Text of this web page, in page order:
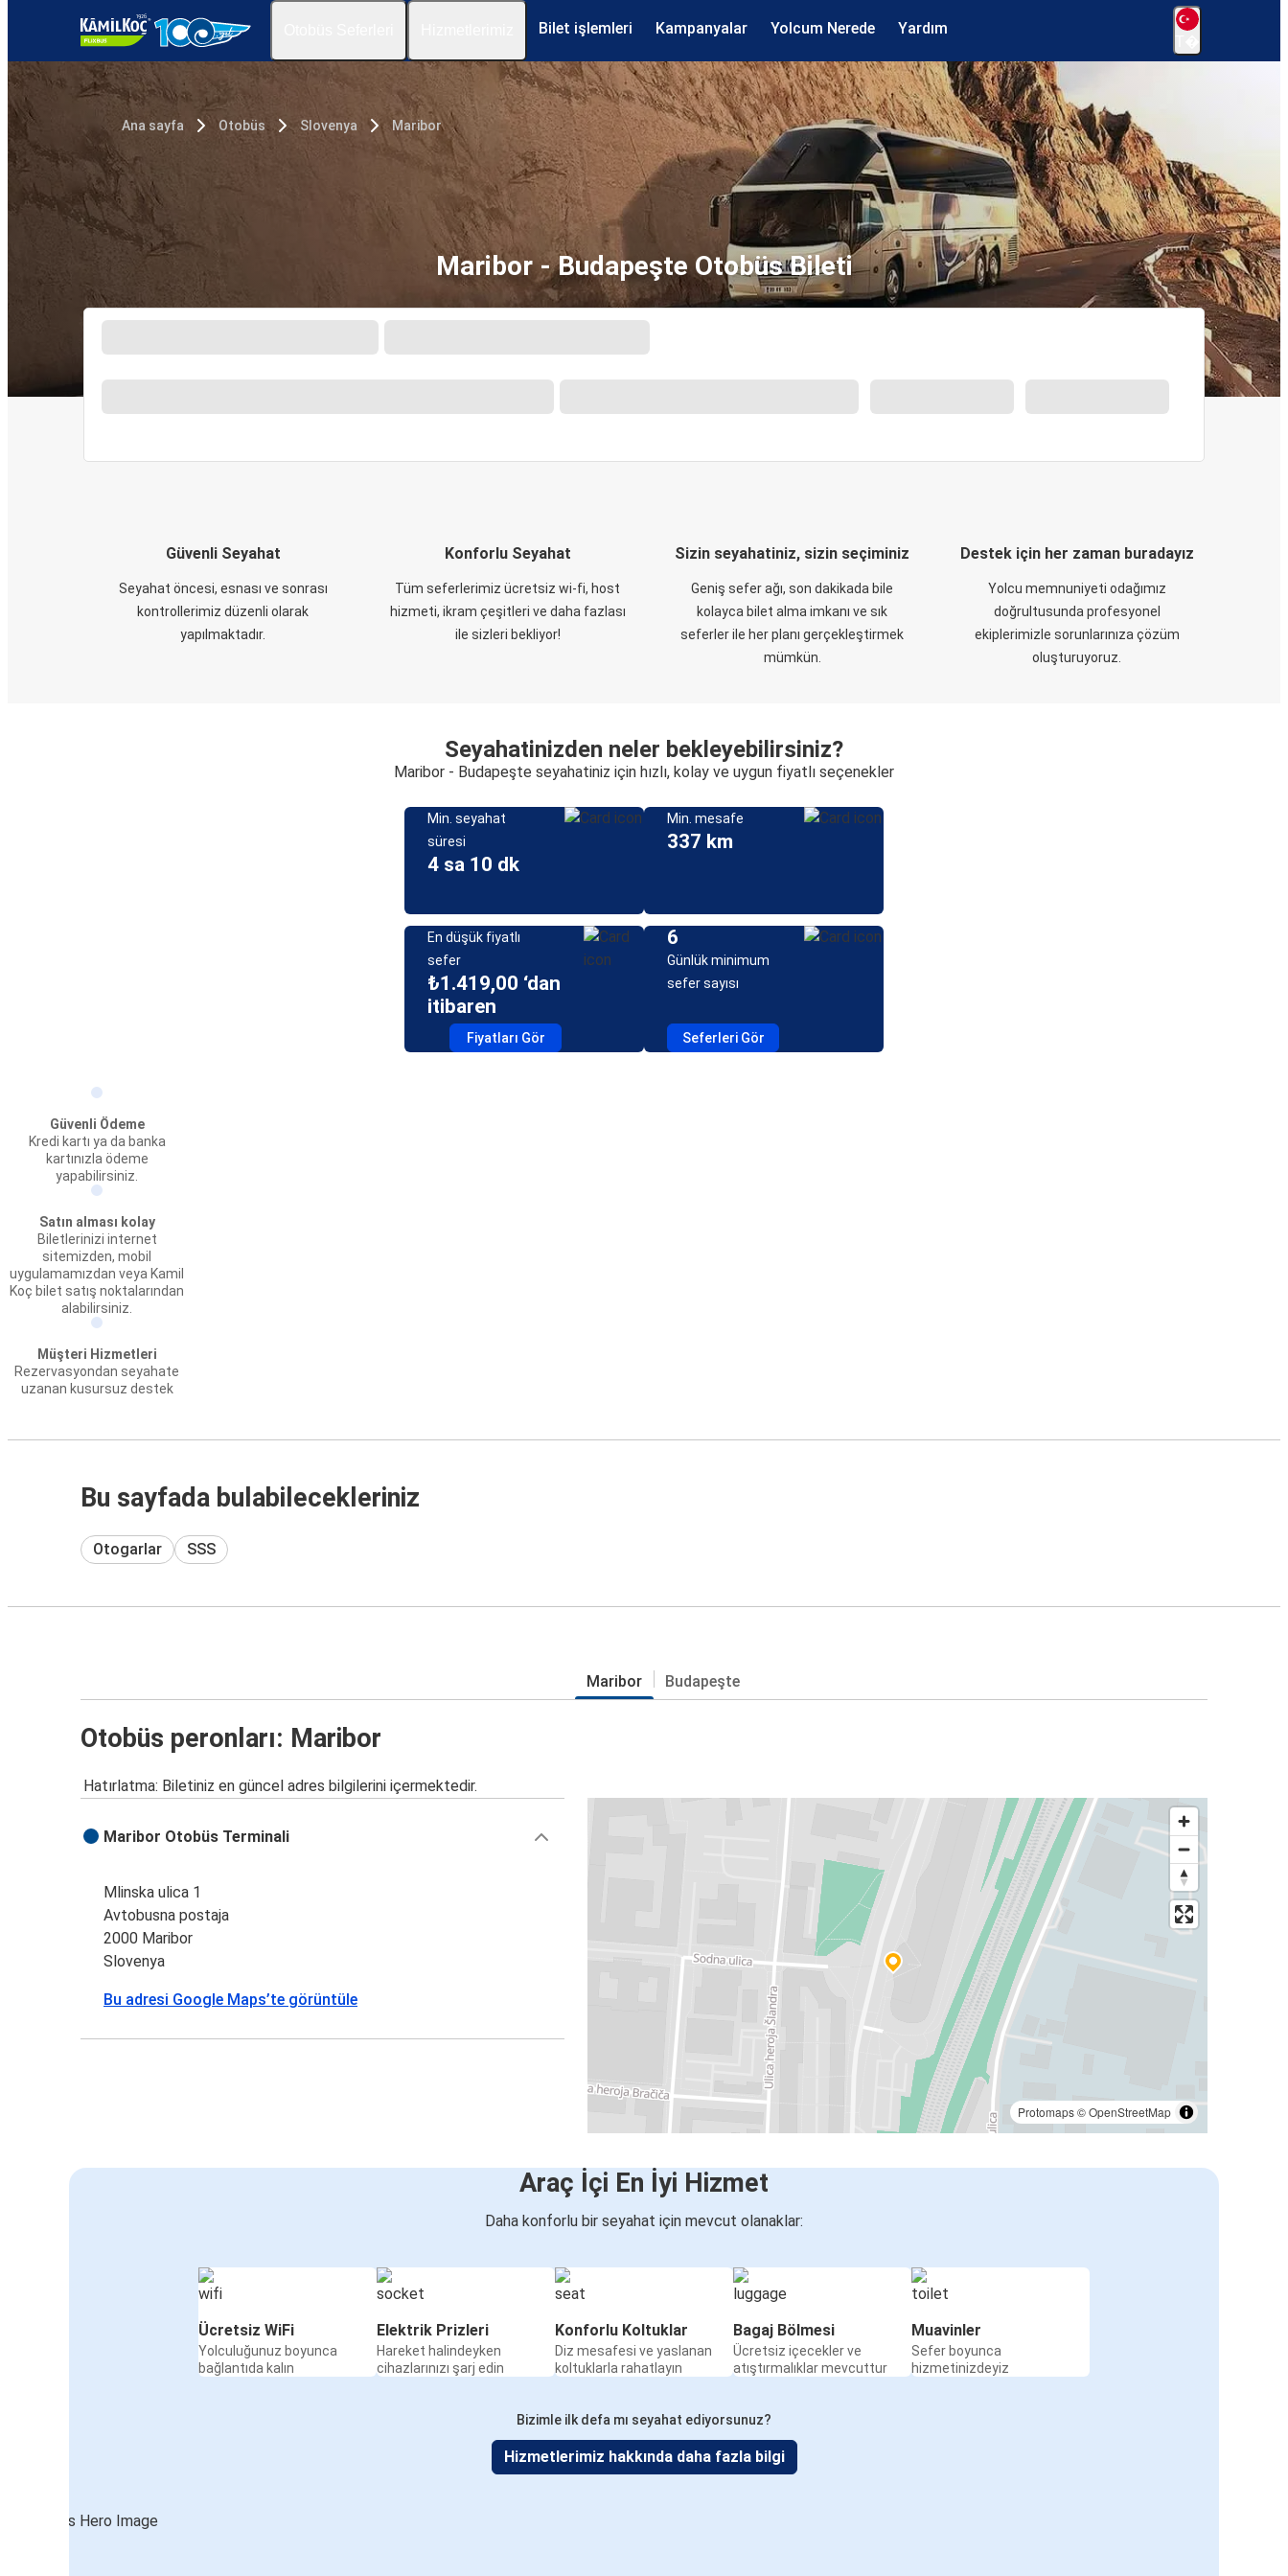
Bilet işlemleri Kampanyalar Yolcum Nerede Yardım
Ana sayfa Otobüs Slovenya Maribor
Maribor - Budapeşte Otobüs Bileti
Güvenli Seyahat
Seyahat öncesi, esnası ve sonrası
kontrollerimiz düzenli olarak
yapılmaktadır.
Konforlu Seyahat
Tüm seferlerimiz ücretsiz wi-fi, host
hizmeti, ikram çeşitleri ve daha fazlası
ile sizleri bekliyor!
Sizin seyahatiniz, sizin seçiminiz
Geniş sefer ağı, son dakikada bile
kolayca bilet alma imkanı ve sık
seferler ile her planı gerçekleştirmek
mümkün.
Destek için her zaman buradayız
Yolcu memnuniyeti odağımız
doğrultusunda profesyonel
ekiplerimizle sorunlarınıza çözüm
oluşturuyoruz.
Seyahatinizden neler bekleyebilirsiniz?
Maribor - Budapeşte seyahatiniz için hızlı, kolay ve uygun fiyatlı seçenekler
Min. seyahat
süresi
4 sa 10 dk
Min. mesafe
337 km
En düşük fiyatlı
sefer
₺1.419,00 ‘dan
itibaren
Fiyatları Gör
6
Günlük minimum
sefer sayısı
Seferleri Gör
Güvenli Ödeme
Kredi kartı ya da banka
kartınızla ödeme
yapabilirsiniz.
Satın alması kolay
Biletlerinizi internet
sitemizden, mobil
uygulamamızdan veya Kamil
Koç bilet satış noktalarından
alabilirsiniz.
Müşteri Hizmetleri
Rezervasyondan seyahate
uzanan kusursuz destek
Bu sayfada bulabilecekleriniz
Otogarlar SSS
Maribor Budapeşte
Otobüs peronları: Maribor
Hatırlatma: Biletiniz en güncel adres bilgilerini içermektedir.
Protomaps©OpenStreetMap
Maribor Otobüs Terminali
Mlinska ulica 1
Avtobusna postaja
2000 Maribor
Slovenya
Bu adresi Google Maps’te görüntüle
Araç İçi En İyi Hizmet
Daha konforlu bir seyahat için mevcut olanaklar:
Ücretsiz WiFi
Yolculuğunuz boyunca
bağlantıda kalın
Elektrik Prizleri
Hareket halindeyken
cihazlarınızı şarj edin
Konforlu Koltuklar
Diz mesafesi ve yaslanan
koltuklarla rahatlayın
Bagaj Bölmesi
Ücretsiz içecekler ve
atıştırmalıklar mevcuttur
Muavinler
Sefer boyunca
hizmetinizdeyiz
Bizimle ilk defa mı seyahat ediyorsunuz?
Hizmetlerimiz hakkında daha fazla bilgi